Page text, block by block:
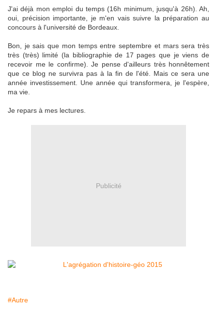
J'ai déjà mon emploi du temps (16h minimum, jusqu'à 26h). Ah,
oui, précision importante, je m'en vais suivre la préparation au
concours à l'université de Bordeaux.
Bon, je sais que mon temps entre septembre et mars sera très
très (très) limité (la bibliographie de 17 pages que je viens de
recevoir me le confirme). Je pense d'ailleurs très honnêtement
que ce blog ne survivra pas à la fin de l'été. Mais ce sera une
année investissement. Une année qui transformera, je l'espère,
ma vie.
Je repars à mes lectures.
Publicité
#Autre